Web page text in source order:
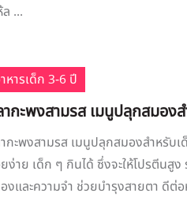
...
หารเด็ก 3-6 ปี
กะพงสามรส เมนูปลุกสมอง
กะพงสามรส เมนูปลุกสมองสำหรับ
ง่าย เด็ก ๆ กินได้ ซึ่งจะให้โปรตีนสู
งและความจำ ช่วยบำรุงสายตา ดีต่